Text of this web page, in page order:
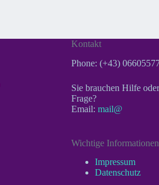
Kontakt
Phone: (+43)
Sie brauchen Hilfe
Frage?
Email: mail@
Wichtige Informationen
Impressum
Datenschutz